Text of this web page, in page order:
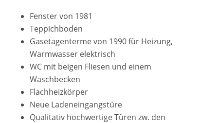
Fenster von 1981
Teppichboden
Gasetagenterme von 1990 für Heizung,
Warmwasser elektrisch
WC mit beigen Fliesen und einem
Waschbecken
Flachheizkörper
Neue Ladeneingangstüre
Qualitativ hochwertige Türen zw. den